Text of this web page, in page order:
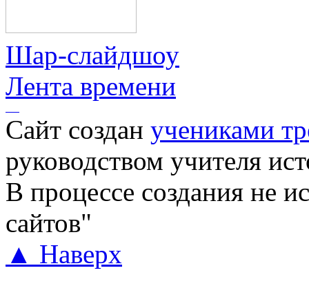
Шар-слайдшоу
Лента времени
Сайт создан учениками
руководством учителя
В процессе создания не
сайтов"
▲ Наверх